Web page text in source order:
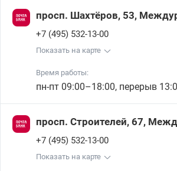
просп. Шахтёров, 53,
+7 (495) 532-13-00
Показать на карте
Время работы:
пн-пт 09:00–18:00, перерыв
просп. Строителей, 67,
+7 (495) 532-13-00
Показать на карте